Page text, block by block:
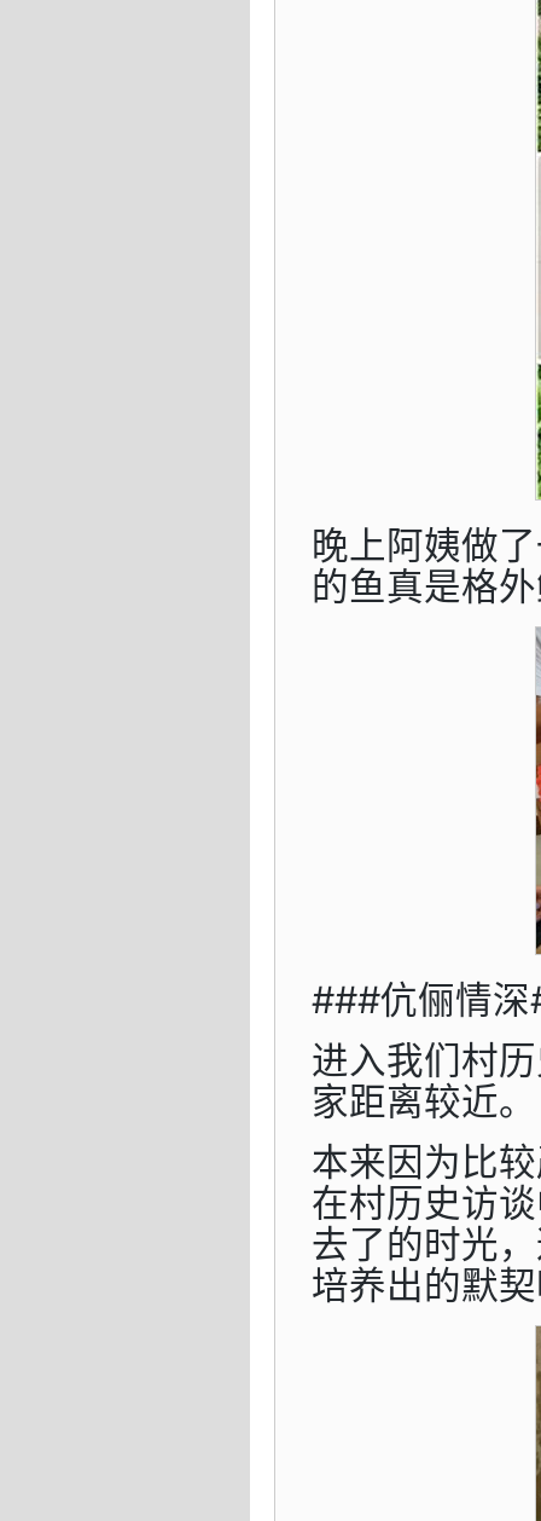
晚上阿姨做
的鱼真是格
###伉俪情
进入我们村
家距离较近。
本来因为比
在村历史访
去了的时光
培养出的默